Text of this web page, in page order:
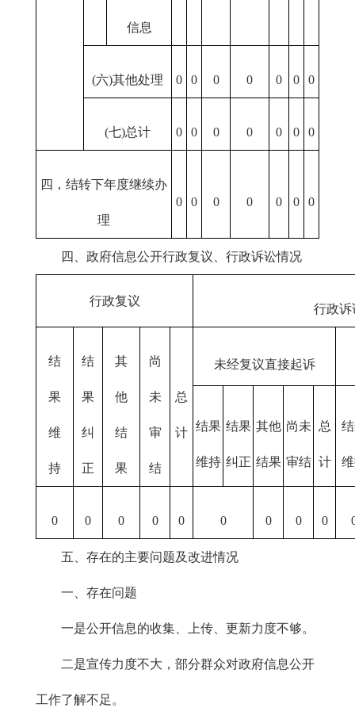
信息
(六)其他处理 0 0 0 0 0 0 0
(七)总计 0 0 0 0 0 0 0
四，结转下年度继续办
理
0 0 0 0 0 0 0
四、政府信息公开行政复议、行政诉讼情况
行政复议
行政诉
结
果
维
持
结
果
纠
正
其
他
结
果
尚
未
审
结
总
计
未经复议直接起诉
结果
维持
结果
纠正
其他
结果
尚未
审结
总
计
0 0 0 0 0 0 0 0 0
五、存在的主要问题及改进情况
一、存在问题
一是公开信息的收集、上传、更新力度不够。
二是宣传力度不大，部分群众对政府信息公开
工作了解不足。